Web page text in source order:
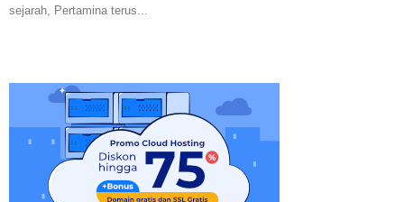
sejarah, Pertamina terus...